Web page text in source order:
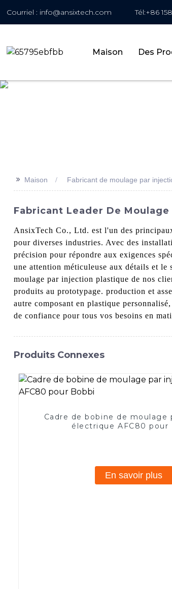
Courriel : info@ansixtech.com Tél:+86
Maison Des
>> Maison Fabricant de moulage par
Fabricant Leader De
AnsixTech Co., Ltd. est l'un des
pour diverses industries. Avec des
précision pour répondre aux exigences
une attention méticuleuse aux détails et le
moulage par injection plastique de nos
produits au prototypage. production et
autre composant en plastique
de confiance pour tous vos besoins en
Produits Connexes
Cadre de bobine de moulage
électrique AFC80 pour
En savoir plus